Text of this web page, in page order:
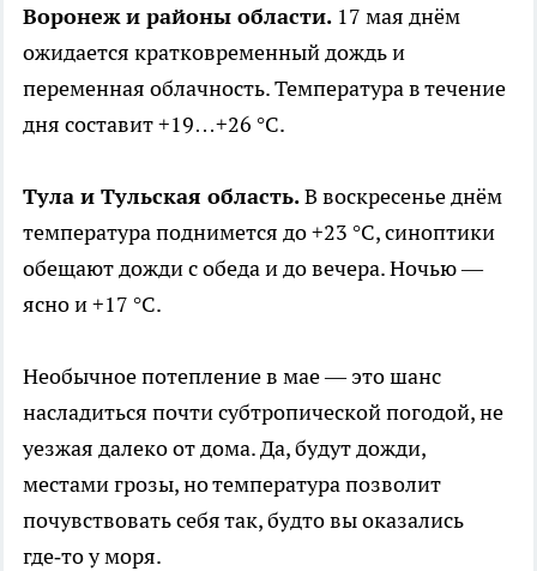
Воронеж и районы области. 17 мая днём
ожидается кратковременный дождь и
переменная облачность. Температура в течение
дня составит +19…+26 °C.
Тула и Тульская область.В воскресенье днём
температура поднимется до +23 °C, синоптики
обещают дожди с обеда и до вечера. Ночью —
ясно и +17 °C.
Необычное потепление в мае — это шанс
насладиться почти субтропической погодой, не
уезжая далеко от дома. Да, будут дожди,
местами грозы, но температура позволит
почувствовать себя так, будто вы оказались
где‑то у моря.